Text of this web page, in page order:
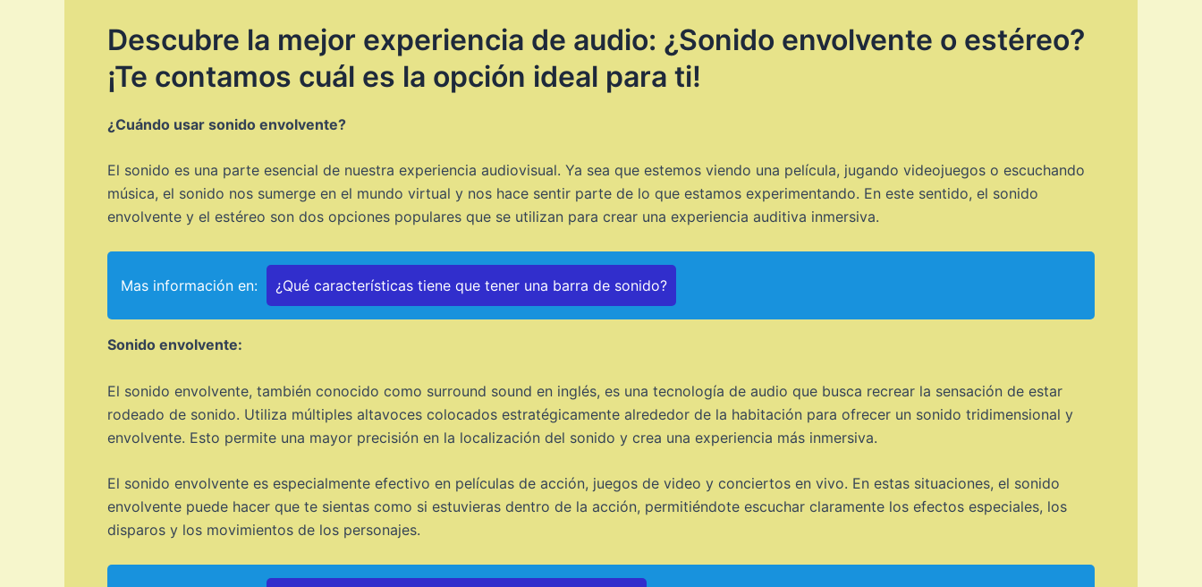
Descubre la mejor experiencia de audio: ¿Sonido envolvente o estéreo?
¡Te contamos cuál es la opción ideal para ti!
¿Cuándo usar sonido envolvente?
El sonido es una parte esencial de nuestra experiencia audiovisual. Ya sea que estemos viendo una película, jugando videojuegos o escuchando
música, el sonido nos sumerge en el mundo virtual y nos hace sentir parte de lo que estamos experimentando. En este sentido, el sonido
envolvente y el estéreo son dos opciones populares que se utilizan para crear una experiencia auditiva inmersiva.
Mas información en: ¿Qué características tiene que tener una barra de sonido?
Sonido envolvente:
El sonido envolvente, también conocido como surround sound en inglés, es una tecnología de audio que busca recrear la sensación de estar
rodeado de sonido. Utiliza múltiples altavoces colocados estratégicamente alrededor de la habitación para ofrecer un sonido tridimensional y
envolvente. Esto permite una mayor precisión en la localización del sonido y crea una experiencia más inmersiva.
El sonido envolvente es especialmente efectivo en películas de acción, juegos de video y conciertos en vivo. En estas situaciones, el sonido
envolvente puede hacer que te sientas como si estuvieras dentro de la acción, permitiéndote escuchar claramente los efectos especiales, los
disparos y los movimientos de los personajes.